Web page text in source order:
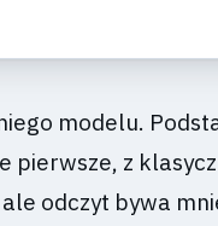
modelu.
z
odczyt bywa